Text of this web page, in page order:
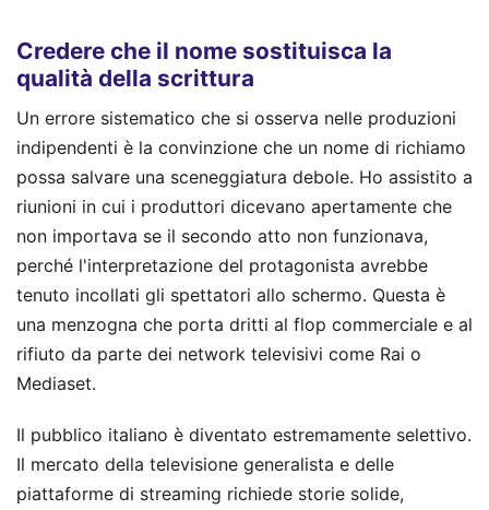
Credere che il nome sostituisca la
qualità della scrittura
Un errore sistematico che si osserva nelle produzioni
indipendenti è la convinzione che un nome di richiamo
possa salvare una sceneggiatura debole. Ho assistito a
riunioni in cui i produttori dicevano apertamente che
non importava se il secondo atto non funzionava,
perché l'interpretazione del protagonista avrebbe
tenuto incollati gli spettatori allo schermo. Questa è
una menzogna che porta dritti al flop commerciale e al
rifiuto da parte dei network televisivi come Rai o
Mediaset.
Il pubblico italiano è diventato estremamente selettivo.
Il mercato della televisione generalista e delle
piattaforme di streaming richiede storie solide,